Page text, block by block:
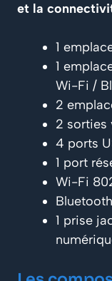
et la
1
1
Wi-Fi /
2
2 sorties
4 ports
1 port
Wi-Fi
1 prise